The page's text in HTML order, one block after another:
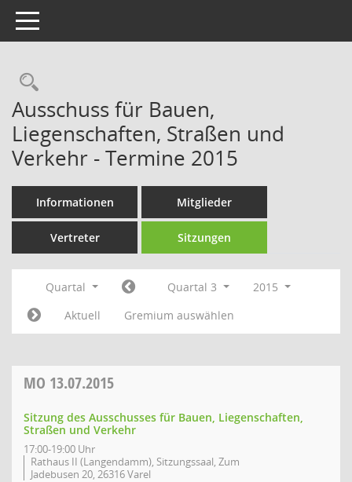
Toggle navigation
Rechercheauswahl
Ausschuss für Bauen,
Liegenschaften, Straßen und
Verkehr - Termine 2015
Informationen Mitglieder
Vertreter Sitzungen
Quartal Quartal 3
2015
Aktuell
Gremium auswählen
MO 13.07.2015
Sitzung des Ausschusses für Bauen, Liegenschaften,
Straßen und Verkehr
17:00-19:00 Uhr
Rathaus II (Langendamm), Sitzungssaal, Zum
Jadebusen 20, 26316 Varel